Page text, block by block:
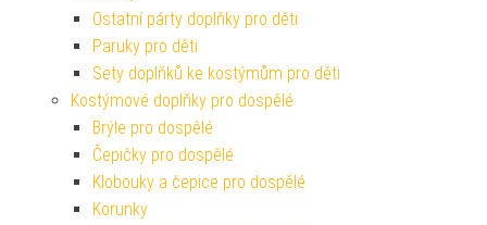
Ostatní párty doplňky pro děti
Paruky pro děti
Sety doplňků ke kostýmům pro děti
Kostýmové doplňky pro dospělé
Brýle pro dospělé
Čepičky pro dospělé
Klobouky a čepice pro dospělé
Korunky